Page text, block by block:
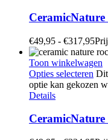
€49,95 - €317,95
Toon winkelwagen
Opties selecteren
optie kan gekozen
Details